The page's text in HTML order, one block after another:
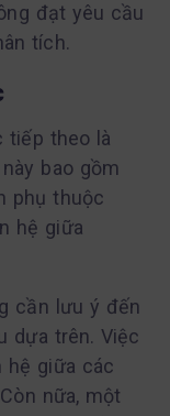
đạt yêu cầu
tích.
tiếp theo là
bao gồm
phụ thuộc
hệ giữa
cần lưu ý đến
dựa trên. Việc
hệ giữa các
nữa, một